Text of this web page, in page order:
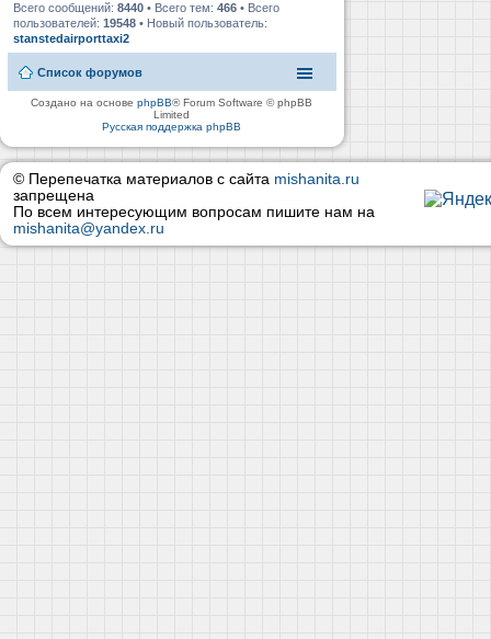
Всего сообщений: 8440 • Всего тем: 466 • Всего
пользователей: 19548 • Новый пользователь:
stanstedairporttaxi2
Список форумов
Создано на основеphpBB® Forum Software © phpBB
Limited
Русская поддержка phpBB
© Перепечатка материалов с сайта mishanita.ru
запрещена
По всем интересующим вопросам пишите нам на
mishanita@yandex.ru